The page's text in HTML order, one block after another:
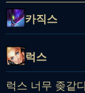
카직스
럭스
럭스 너무 좆같